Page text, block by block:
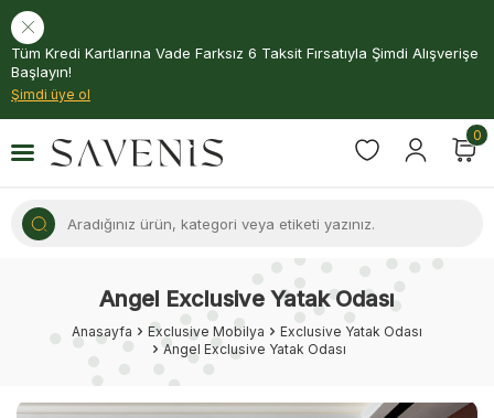
Tüm Kredi Kartlarına Vade Farksız 6 Taksit Fırsatıyla Şimdi Alışverişe
Başlayın!
Şimdi üye ol
0
Angel Exclusive Yatak Odası
Anasayfa Exclusive Mobilya
Exclusive Yatak Odası
Angel Exclusive Yatak Odası